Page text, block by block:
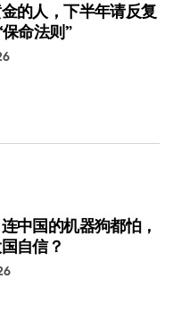
的人，下半年请反复
命法则”
中国的机器狗都怕，
自信？